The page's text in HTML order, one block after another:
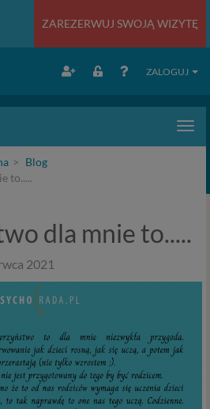
ZAREZERWUJ SWOJĄ WIZYTĘ
ZALOGUJ
Blog
to.....
dla mnie to.....
2021